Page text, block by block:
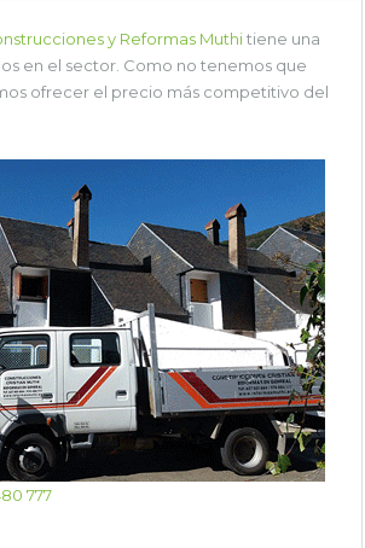
y Reformas Muthitiene una
en el sector. Como no tenemos que
ofrecer el precio más competitivo del
777